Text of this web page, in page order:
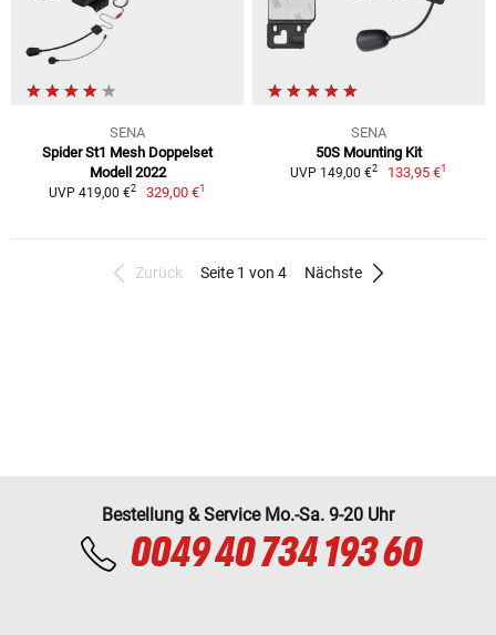
SENA
Spider St1 Mesh Doppelset
Modell 2022
UVP 419,00 €2 329,00 €1
SENA
50S Mounting Kit
UVP 149,00 €2 133,95 €1
Zurück Seite 1 von 4 Nächste
Bestellung & Service Mo.-Sa. 9-20 Uhr
0049 40 734 193 60